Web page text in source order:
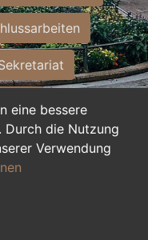
eine bessere
die Nutzung
Verwendung